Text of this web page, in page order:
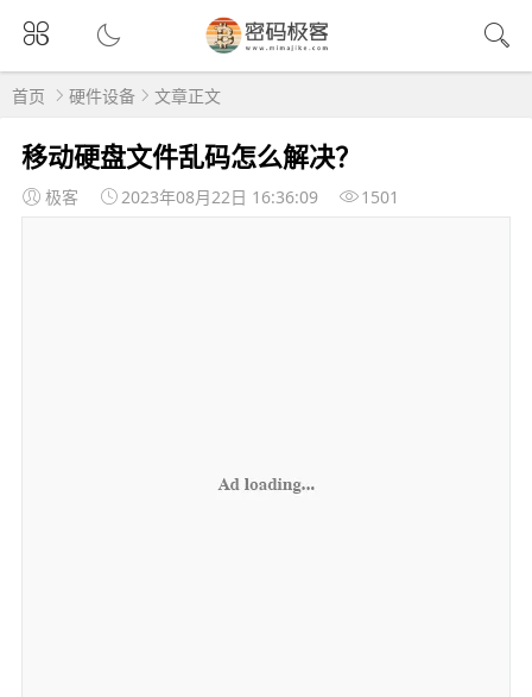
首页 硬件设备 文章正文
移动硬盘文件乱码怎么解决？
极客 2023年08月22日 16:36:09 1501